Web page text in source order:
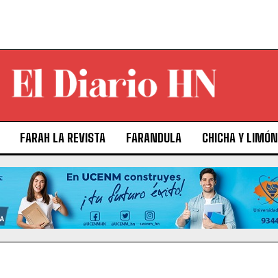
FARAH LA REVISTA FARANDULA CHICHA Y LIMÓN